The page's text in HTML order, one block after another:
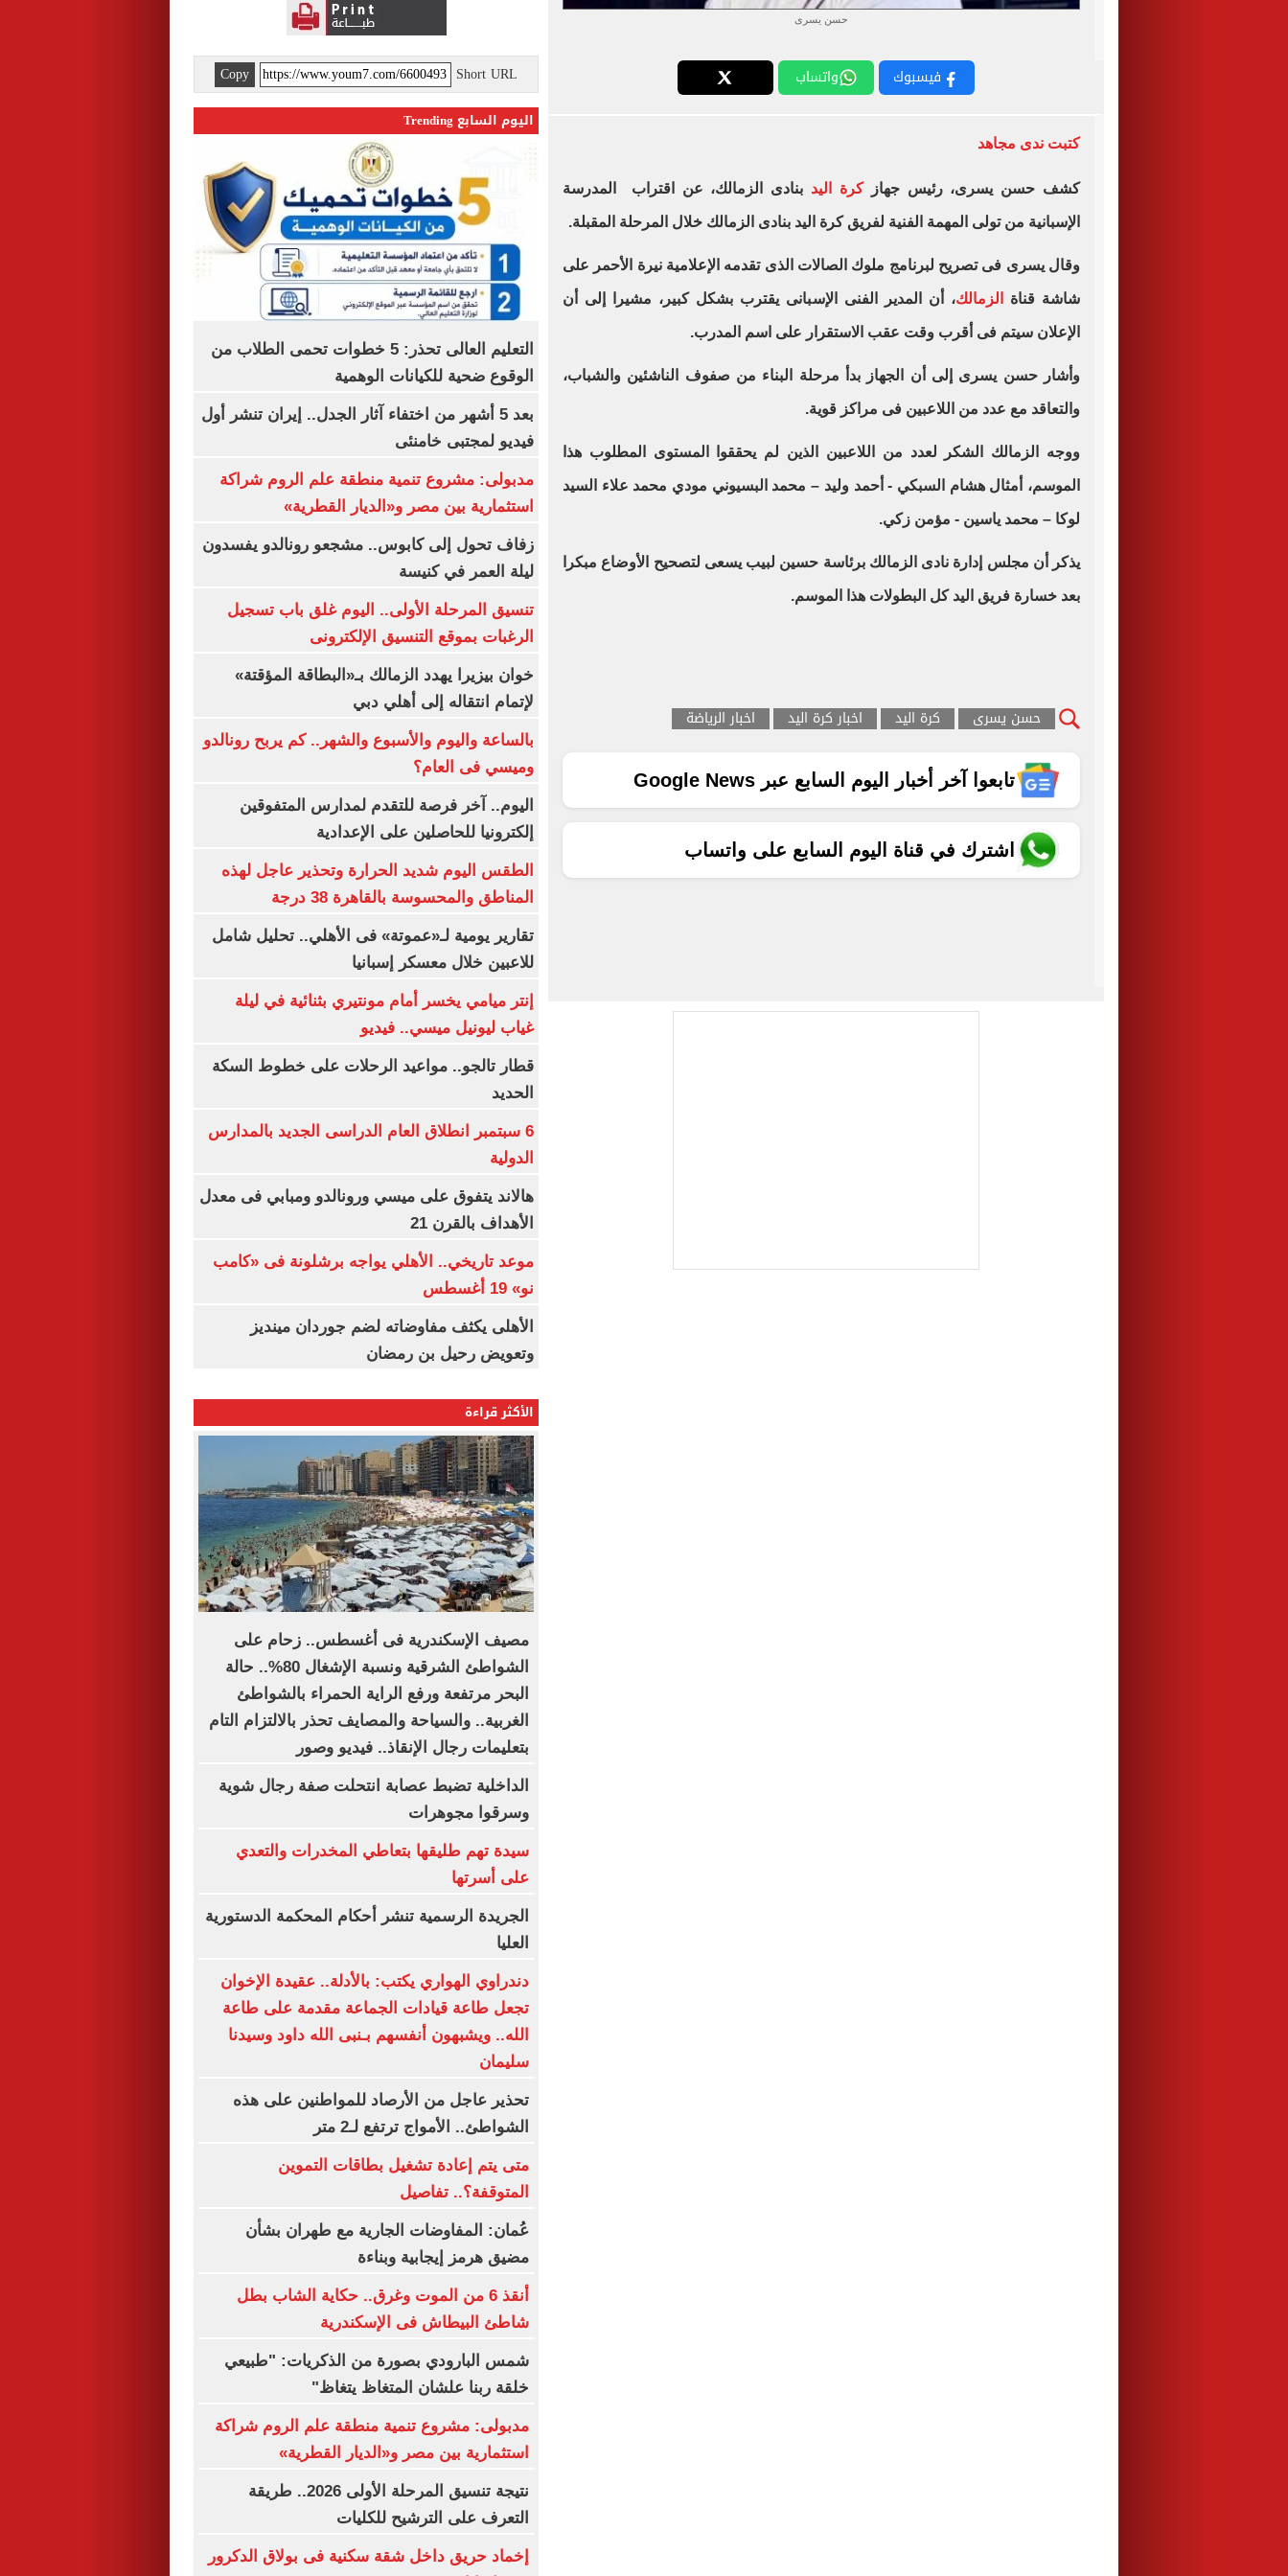
حسن يسرى
فيسبوك واتساب
كتبت ندى مجاهد
كشف حسن يسرى، رئيس جهازكرة اليد بنادى الزمالك، عن اقتراب المدرسة
الإسبانية من تولى المهمة الفنية لفريق كرة اليد بنادى الزمالك خلال المرحلة المقبلة.
وقال يسرى فى تصريح لبرنامج ملوك الصالات الذى تقدمه الإعلامية نيرة الأحمر على
شاشة قناة الزمالك، أن المدير الفنى الإسبانى يقترب بشكل كبير، مشيرا إلى أن
الإعلان سيتم فى أقرب وقت عقب الاستقرار على اسم المدرب.
وأشار حسن يسرى إلى أن الجهاز بدأ مرحلة البناء من صفوف الناشئين والشباب،
والتعاقد مع عدد من اللاعبين فى مراكز قوية.
ووجه الزمالك الشكر لعدد من اللاعبين الذين لم يحققوا المستوى المطلوب هذا
الموسم، أمثال هشام السبكي - أحمد وليد – محمد البسيوني مودي محمد علاء السيد
لوكا – محمد ياسين - مؤمن زكي.
يذكر أن مجلس إدارة نادى الزمالك برئاسة حسين لبيب يسعى لتصحيح الأوضاع مبكرا
بعد خسارة فريق اليد كل البطولات هذا الموسم.
حسن يسرى كرة اليد اخبار كرة اليد اخبار الرياضة
تابعوا آخر أخبار اليوم السابع عبر Google News
اشترك في قناة اليوم السابع على واتساب
Short URL
Copy
اليوم السابع Trending
التعليم العالى تحذر: 5 خطوات تحمى الطلاب من
الوقوع ضحية للكيانات الوهمية
بعد 5 أشهر من اختفاء آثار الجدل.. إيران تنشر أول
فيديو لمجتبى خامنئى
مدبولى: مشروع تنمية منطقة علم الروم شراكة
استثمارية بين مصر و«الديار القطرية»
زفاف تحول إلى كابوس.. مشجعو رونالدو يفسدون
ليلة العمر في كنيسة
تنسيق المرحلة الأولى.. اليوم غلق باب تسجيل
الرغبات بموقع التنسيق الإلكترونى
خوان بيزيرا يهدد الزمالك بـ«البطاقة المؤقتة»
لإتمام انتقاله إلى أهلي دبي
بالساعة واليوم والأسبوع والشهر.. كم يربح رونالدو
وميسي فى العام؟
اليوم.. آخر فرصة للتقدم لمدارس المتفوقين
إلكترونيا للحاصلين على الإعدادية
الطقس اليوم شديد الحرارة وتحذير عاجل لهذه
المناطق والمحسوسة بالقاهرة 38 درجة
تقارير يومية لـ«عموتة» فى الأهلي.. تحليل شامل
للاعبين خلال معسكر إسبانيا
إنتر ميامي يخسر أمام مونتيري بثنائية في ليلة
غياب ليونيل ميسي.. فيديو
قطار تالجو.. مواعيد الرحلات على خطوط السكة
الحديد
6 سبتمبر انطلاق العام الدراسى الجديد بالمدارس
الدولية
هالاند يتفوق على ميسي ورونالدو ومبابي فى معدل
الأهداف بالقرن 21
موعد تاريخي.. الأهلي يواجه برشلونة فى «كامب
نو» 19 أغسطس
الأهلى يكثف مفاوضاته لضم جوردان مينديز
وتعويض رحيل بن رمضان
الأكثر قراءة
مصيف الإسكندرية فى أغسطس.. زحام على
الشواطئ الشرقية ونسبة الإشغال 80%.. حالة
البحر مرتفعة ورفع الراية الحمراء بالشواطئ
الغربية.. والسياحة والمصايف تحذر بالالتزام التام
بتعليمات رجال الإنقاذ.. فيديو وصور
الداخلية تضبط عصابة انتحلت صفة رجال شوية
وسرقوا مجوهرات
سيدة تهم طليقها بتعاطي المخدرات والتعدي
على أسرتها
الجريدة الرسمية تنشر أحكام المحكمة الدستورية
العليا
دندراوي الهواري يكتب: بالأدلة.. عقيدة الإخوان
تجعل طاعة قيادات الجماعة مقدمة على طاعة
الله.. ويشبهون أنفسهم بـنبى الله داود وسيدنا
سليمان
تحذير عاجل من الأرصاد للمواطنين على هذه
الشواطئ.. الأمواج ترتفع لـ2 متر
متى يتم إعادة تشغيل بطاقات التموين
المتوقفة؟.. تفاصيل
عُمان: المفاوضات الجارية مع طهران بشأن
مضيق هرمز إيجابية وبناءة
أنقذ 6 من الموت وغرق.. حكاية الشاب بطل
شاطئ البيطاش فى الإسكندرية
شمس البارودي بصورة من الذكريات: "طبيعي
خلقة ربنا علشان المتغاظ يتغاظ"
مدبولى: مشروع تنمية منطقة علم الروم شراكة
استثمارية بين مصر و«الديار القطرية»
نتيجة تنسيق المرحلة الأولى 2026.. طريقة
التعرف على الترشيح للكليات
إخماد حريق داخل شقة سكنية فى بولاق الدكرور